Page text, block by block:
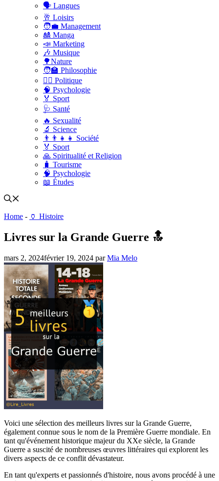
🗣 Langues
🥂 Loisirs
🧑‍💼 Management
🎎 Manga
📣 Marketing
🎶 Musique
🌳Nature
🧑‍🏫 Philosophie
👨‍⚖️ Politique
🧠 Psychologie
🏅 Sport
🩺 Santé
🔥 Sexualité
🔬 Science
👨‍👨‍👧‍👧 Société
🏅 Sport
🙏 Spiritualité et Religion
🧳 Tourisme
🧠 Psychologie
📖 Études
Home - 🏺 Histoire
Livres sur la Grande Guerre 🔝
mars 2, 2024février 19, 2024 parMia Melo
Voici une sélection des meilleurs livres sur la Grande Guerre,
également connue sous le nom de la Première Guerre mondiale. En
tant qu'événement historique majeur du XXe siècle, la Grande
Guerre a suscité de nombreuses œuvres littéraires qui explorent les
divers aspects de ce conflit dévastateur.
En tant qu'experts et passionnés d'histoire, nous avons procédé à une